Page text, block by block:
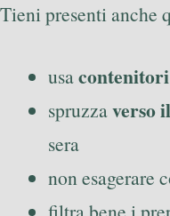
Tieni presenti anche
usa
spruzzaverso
sera
non esagerare